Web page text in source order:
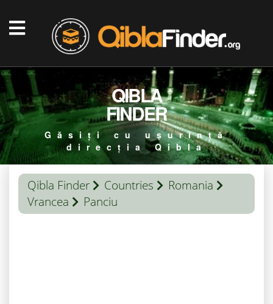
QIBLA
FINDER
Găsiți cu ușurință
direcția Qibla
Qibla Finder Countries
Romania
Vrancea
Panciu